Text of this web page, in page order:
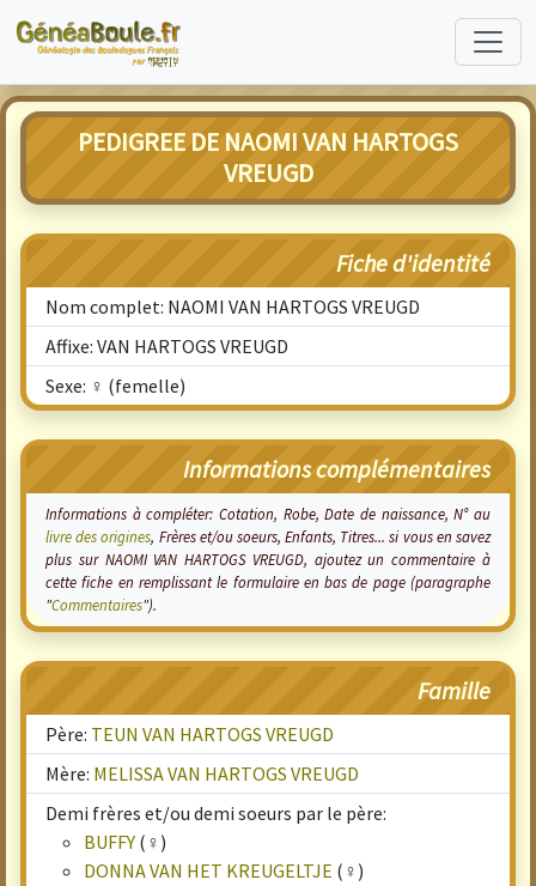
PEDIGREE DE NAOMI VAN HARTOGS
VREUGD
Fiche d'identité
Nom complet: NAOMI VAN HARTOGS VREUGD
Affixe: VAN HARTOGS VREUGD
Sexe: ♀ (femelle)
Informations complémentaires
Informations à compléter: Cotation, Robe, Date de naissance, N° au
livre des origines, Frères et/ou soeurs, Enfants, Titres... si vous en savez
plus sur NAOMI VAN HARTOGS VREUGD, ajoutez un commentaire à
cette fiche en remplissant le formulaire en bas de page (paragraphe
"Commentaires").
Famille
Père: TEUN VAN HARTOGS VREUGD
Mère: MELISSA VAN HARTOGS VREUGD
Demi frères et/ou demi soeurs par le père:
BUFFY (♀)
DONNA VAN HET KREUGELTJE (♀)